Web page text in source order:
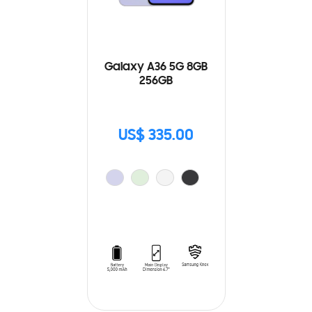
Galaxy A36 5G 8GB
256GB
US$ 335.00